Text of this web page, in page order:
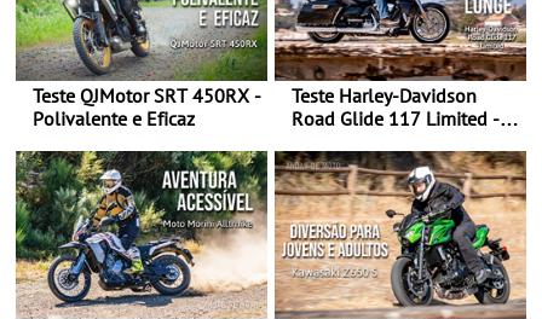
Teste QJMotor SRT 450RX -
Polivalente e Eficaz
Teste Harley-Davidson
Road Glide 117 Limited - A